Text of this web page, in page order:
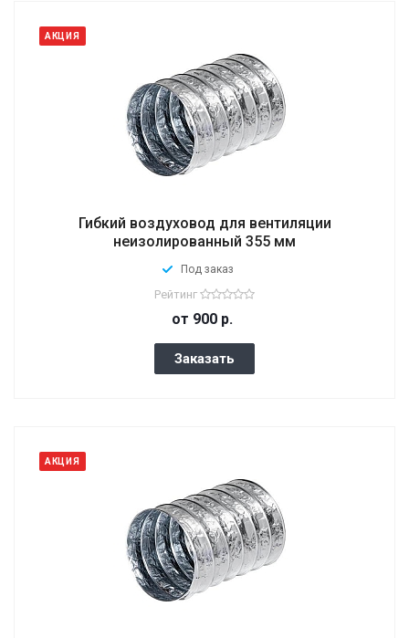
АКЦИЯ
Гибкий воздуховод для вентиляции
неизолированный 355 мм
Под заказ
Рейтинг
от 900 р.
Заказать
АКЦИЯ